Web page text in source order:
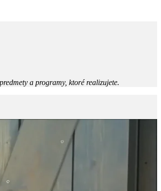
a programy, ktoré realizujete.